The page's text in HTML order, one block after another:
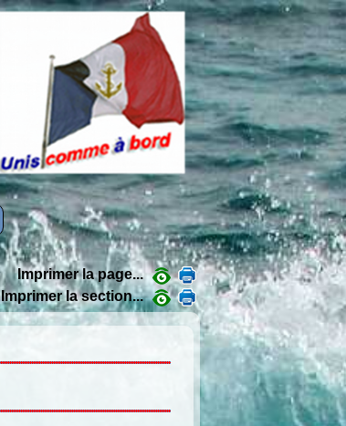
Imprimer la page...
Imprimer la section...